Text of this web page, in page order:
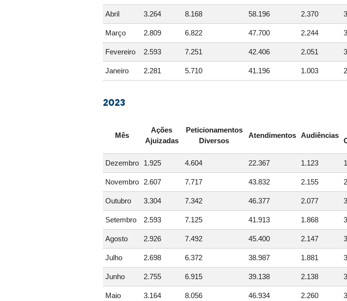
Abril 3.264 8.168 58.196 2.370
Março 2.809 6.822 47.700 2.244
Fevereiro 2.593 7.251 42.406 2.051
Janeiro 2.281 5.710 41.196 1.003
2023
Mês
Ações
Ajuizadas
Peticionamentos
Diversos
Atendimentos Audiências
Dezembro 1.925 4.604 22.367 1.123
Novembro 2.607 7.717 43.832 2.155
Outubro 3.304 7.342 46.377 2.077
Setembro 2.593 7.125 41.913 1.868
Agosto 2.926 7.492 45.400 2.147
Julho 2.698 6.372 38.987 1.881
Junho 2.755 6.915 39.138 2.138
Maio 3.164 8.056 46.934 2.260